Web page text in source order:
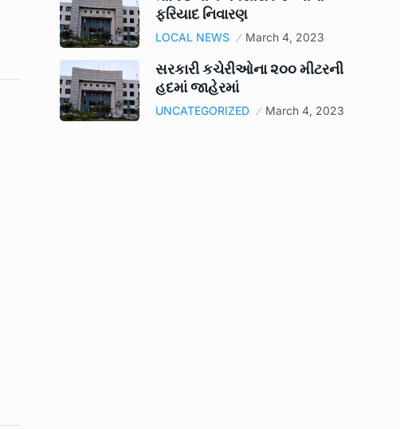
ફરિયાદ નિવારણ
LOCAL NEWS March 4, 2023
સરકારી કચેરીઓના ૨૦૦ મીટરની
હદમાં જાહેરમાં
UNCATEGORIZED March 4, 2023